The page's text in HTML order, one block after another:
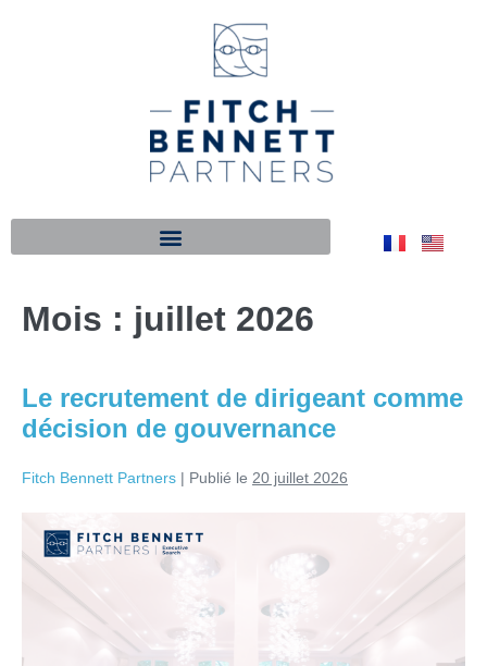
Mois : juillet 2026
Le recrutement de dirigeant comme
décision de gouvernance
Fitch Bennett Partners | Publié le 20 juillet 2026